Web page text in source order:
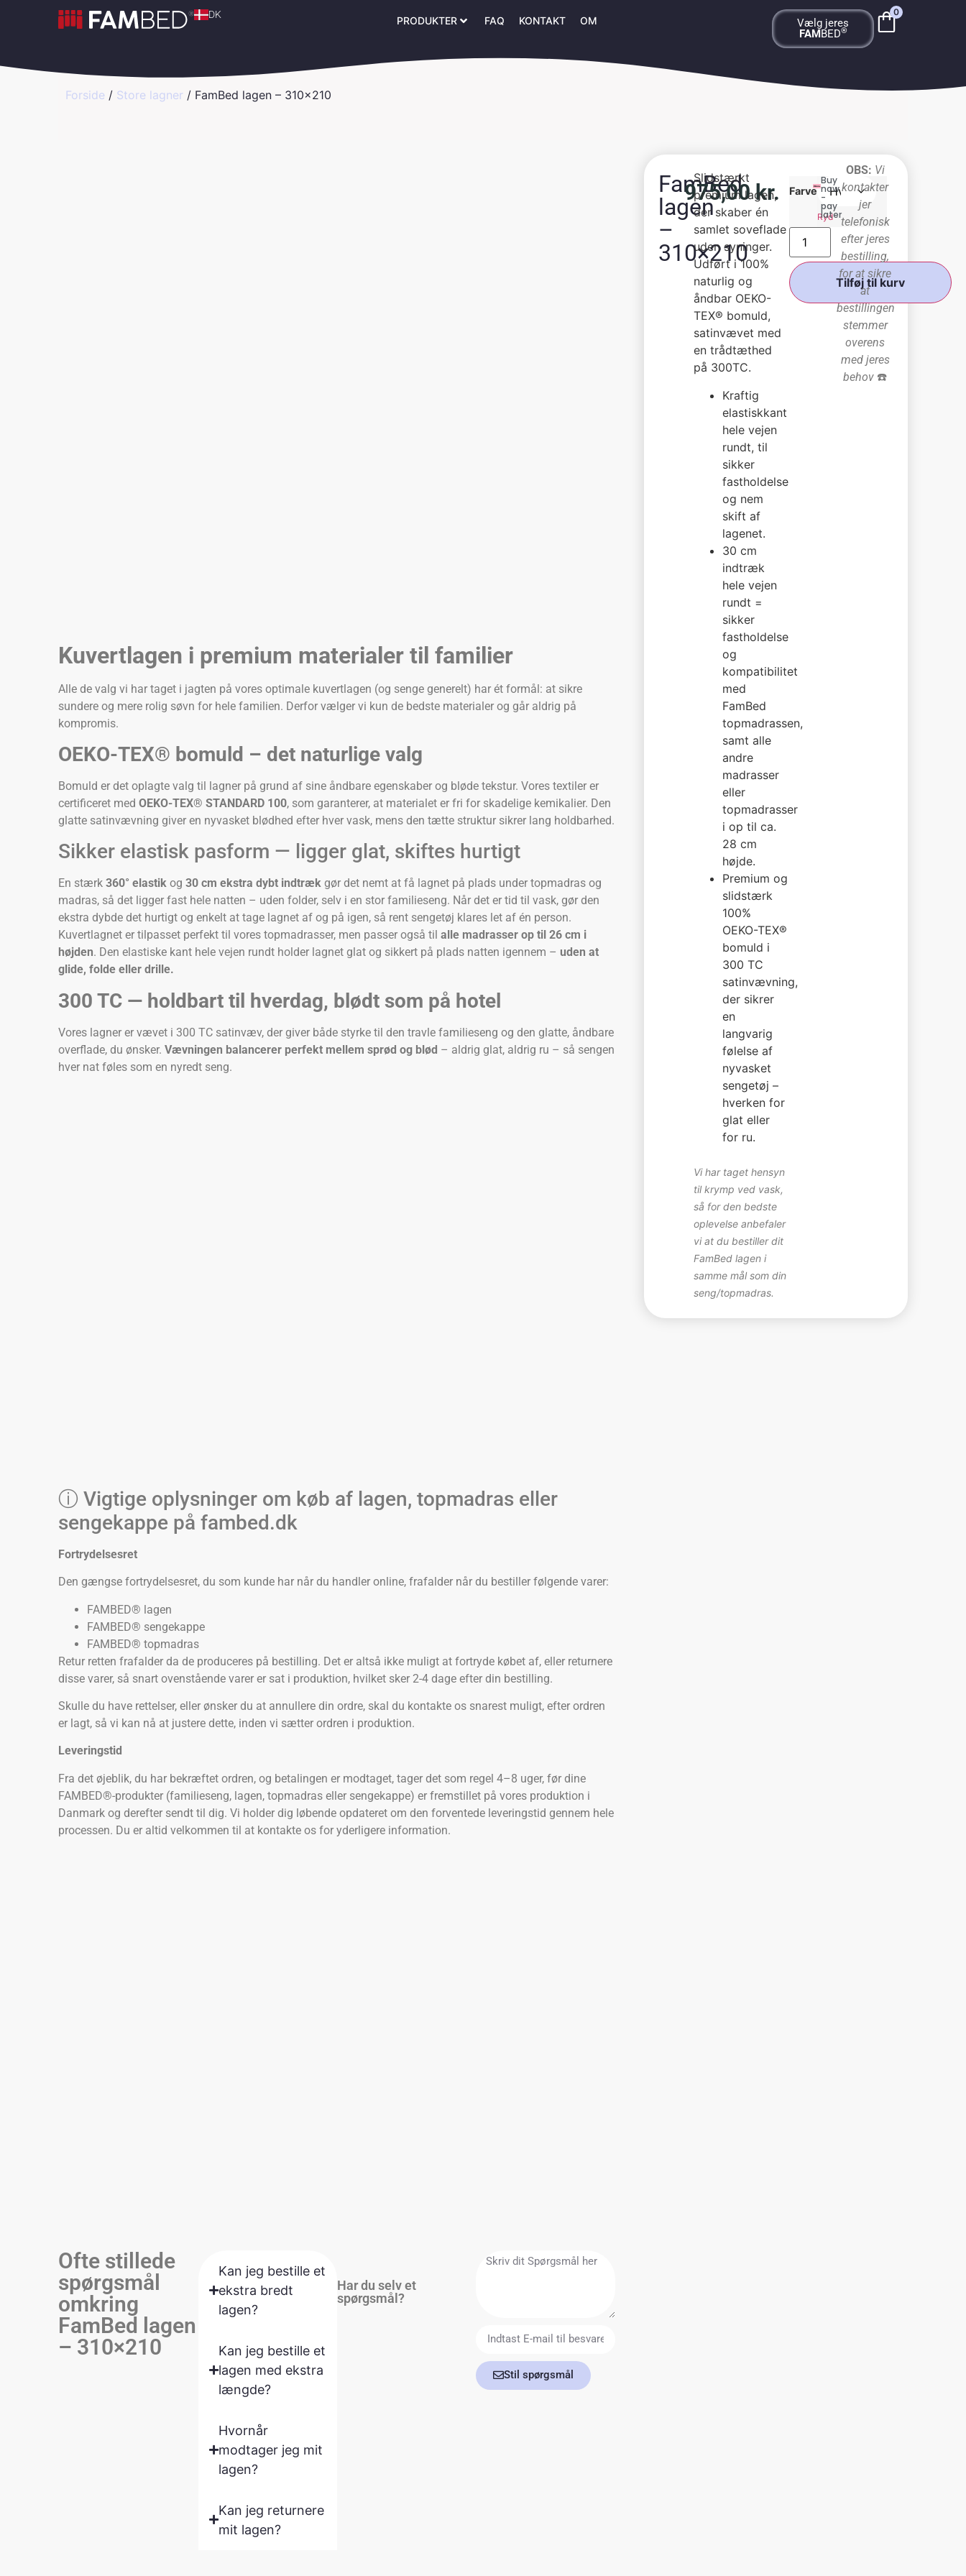
DK PRODUKTER FAQ KONTAKT OM
Vælg jeres
FAMBED®
0
Forside / Store lagner / FamBed lagen – 310×210
FamBed
lagen
–
310×210
975,00kr.
Slidstærkt
premium lagen,
der skaber én
samlet soveflade
uden syninger.
Udført i 100%
naturlig og
åndbar OEKO-
TEX® bomuld,
satinvævet med
en trådtæthed
på 300TC.
Kraftig
elastiskkant
hele vejen
rundt, til
sikker
fastholdelse
og nem
skift af
lagenet.
30 cm
indtræk
hele vejen
rundt =
sikker
fastholdelse
og
kompatibilitet
med
FamBed
topmadrassen,
samt alle
andre
madrasser
eller
topmadrasser
i op til ca.
28 cm
højde.
Premium og
slidstærk
100%
OEKO-TEX®
bomuld i
300 TC
satinvævning,
der sikrer
en
langvarig
følelse af
nyvasket
sengetøj –
hverken for
glat eller
for ru.
Vi har taget hensyn
til krymp ved vask,
så for den bedste
oplevelse anbefaler
vi at du bestiller dit
FamBed lagen i
samme mål som din
seng/topmadras.
Farve
Ryd
Tilføj til kurv
Buy
now
-
pay
later
OBS: Vi
kontakter
jer
telefonisk
efter jeres
bestilling,
for at sikre
at
bestillingen
stemmer
overens
med jeres
behov ☎️
Kuvertlagen i premium materialer til familier
Alle de valg vi har taget i jagten på vores optimale kuvertlagen (og senge generelt) har ét formål: at sikre
sundere og mere rolig søvn for hele familien. Derfor vælger vi kun de bedste materialer og går aldrig på
kompromis.
OEKO-TEX® bomuld – det naturlige valg
Bomuld er det oplagte valg til lagner på grund af sine åndbare egenskaber og bløde tekstur. Vores textiler er
certificeret med OEKO-TEX® STANDARD 100, som garanterer, at materialet er fri for skadelige kemikalier. Den
glatte satinvævning giver en nyvasket blødhed efter hver vask, mens den tætte struktur sikrer lang holdbarhed.
Sikker elastisk pasform — ligger glat, skiftes hurtigt
En stærk 360° elastikog 30 cm ekstra dybt indtrækgør det nemt at få lagnet på plads under topmadras og
madras, så det ligger fast hele natten – uden folder, selv i en stor familieseng. Når det er tid til vask, gør den
ekstra dybde det hurtigt og enkelt at tage lagnet af og på igen, så rent sengetøj klares let af én person.
Kuvertlagnet er tilpasset perfekt til vores topmadrasser, men passer også til alle madrasser op til 26 cm i
højden. Den elastiske kant hele vejen rundt holder lagnet glat og sikkert på plads natten igennem – uden at
glide, folde eller drille.
300 TC — holdbart til hverdag, blødt som på hotel
Vores lagner er vævet i 300 TC satinvæv, der giver både styrke til den travle familieseng og den glatte, åndbare
overflade, du ønsker. Vævningen balancerer perfekt mellem sprød og blød – aldrig glat, aldrig ru – så sengen
hver nat føles som en nyredt seng.
ⓘ Vigtige oplysninger om køb af lagen, topmadras eller
sengekappe på fambed.dk
Fortrydelsesret
Den gængse fortrydelsesret, du som kunde har når du handler online, frafalder når du bestiller følgende varer:
FAMBED® lagen
FAMBED® sengekappe
FAMBED® topmadras
Retur retten frafalder da de produceres på bestilling. Det er altså ikke muligt at fortryde købet af, eller returnere
disse varer, så snart ovenstående varer er sat i produktion, hvilket sker 2-4 dage efter din bestilling.
Skulle du have rettelser, eller ønsker du at annullere din ordre, skal du kontakte os snarest muligt, efter ordren
er lagt, så vi kan nå at justere dette, inden vi sætter ordren i produktion.
Leveringstid
Fra det øjeblik, du har bekræftet ordren, og betalingen er modtaget, tager det som regel 4–8 uger, før dine
FAMBED®-produkter (familieseng, lagen, topmadras eller sengekappe) er fremstillet på vores produktion i
Danmark og derefter sendt til dig. Vi holder dig løbende opdateret om den forventede leveringstid gennem hele
processen. Du er altid velkommen til at kontakte os for yderligere information.
Ofte stillede
spørgsmål
omkring
FamBed lagen
– 310×210
Kan jeg bestille et
ekstra bredt
lagen?
Kan jeg bestille et
lagen med ekstra
længde?
Hvornår
modtager jeg mit
lagen?
Kan jeg returnere
mit lagen?
Har du selv et
spørgsmål?
Stil spørgsmål